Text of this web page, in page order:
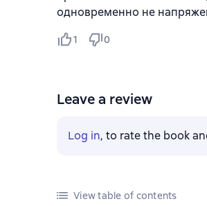
одновременно не
1 0
Leave a review
Log in, to rate the book
View table of contents